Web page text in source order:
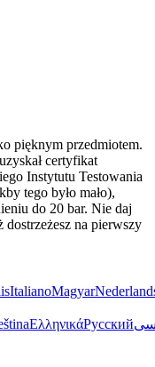
pięknym przedmiotem.
certyfikat
Instytutu Testowania
tego było mało),
do 20 bar. Nie daj
na pierwszy
ItalianoMagyar
ΕλληνικάРусский